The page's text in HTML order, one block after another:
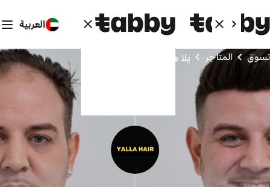
العربية
تسوق المتاجر يلا هير صالون